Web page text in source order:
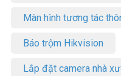
Màn hình tương tác
Báo trộm Hikvision
Lắp đặt camera nhà